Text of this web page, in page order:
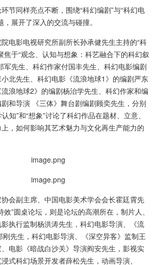
同样亮点不断，围绕“科幻编剧”与“科幻电
展开了深入的交流与碰撞。
影电视研究所副所长孙承健先生主持的“科
焦于“观念、认知与想象：科艺融合下的科幻叙
军先生、科幻作家付国丰先生、科幻电影编剧
北先生、科幻电影《流浪地球1》的编剧严东
浪地球2》的编剧杨治学先生、科幻作家和编
和导演 《三体》舞台剧编剧顾奕先生，分别
知”和“想象”讨论了科幻作品在题材、立意、
，如何影响其艺术魅力与文化再生产能力的
副主席、中国电影美术学会会长霍廷霄先
”圆桌论坛，则是论坛的高潮所在，制片人、
影执行监制杨洪涛先生，科幻电影导演、《流
先生，科幻电影导演、《深空异客》监制王
电影《暗战白沙关》导演阎安先生，影视实
式科幻场景开发者薛松先生，动画导演、